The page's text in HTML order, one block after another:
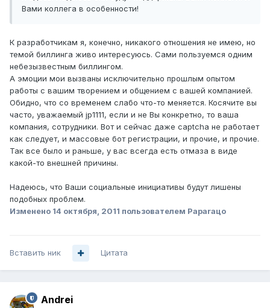
Вами коллега в особенности!
К разработчикам я, конечно, никакого отношения не имею, но
темой биллинга живо интересуюсь. Сами пользуемся одним
небезызвестным биллингом.
А эмоции мои вызваны исключительно прошлым опытом
работы с вашим творением и общением с вашей компанией.
Обидно, что со временем слабо что-то меняется. Косячите вы
часто, уважаемый jp1111, если и не Вы конкретно, то ваша
компания, сотрудники. Вот и сейчас даже captcha не работает
как следует, и массовые бот регистрации, и прочие, и прочие.
Так все было и раньше, у вас всегда есть отмаза в виде
какой-то внешней причины.
Надеюсь, что Ваши социальные инициативы будут лишены
подобных проблем.
Изменено 14 октября, 2011 пользователем Paparaцo
Вставить ник Цитата
Andrei